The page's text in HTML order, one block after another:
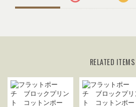
RELATED ITEMS